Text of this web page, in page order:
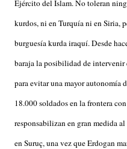
Ejército del Islam. No toleran
kurdos, ni en Turquía ni en Siria,
burguesía kurda iraquí. Desde
baraja la posibilidad de intervenir
para evitar una mayor autonomía
18.000 soldados en la frontera
responsabilizan en gran medida
en Suruç, una vez que Erdogan